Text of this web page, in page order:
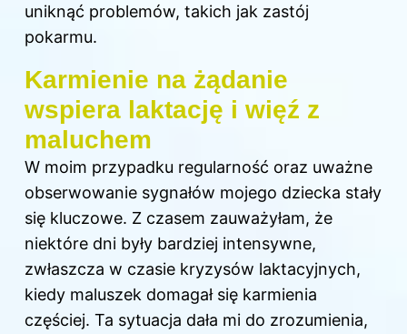
uniknąć problemów, takich jak zastój
pokarmu.
Karmienie na żądanie
wspiera laktację i więź z
maluchem
W moim przypadku regularność oraz uważne
obserwowanie sygnałów mojego dziecka stały
się kluczowe. Z czasem zauważyłam, że
niektóre dni były bardziej intensywne,
zwłaszcza w czasie kryzysów laktacyjnych,
kiedy maluszek domagał się karmienia
częściej. Ta sytuacja dała mi do zrozumienia,